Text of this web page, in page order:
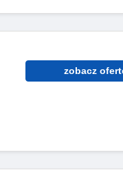
zobacz